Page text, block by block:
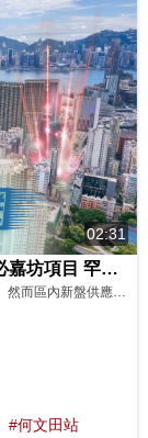
02:31
BAKER CIRCLE‧ GREENWICH 旗艦級必嘉坊項目 罕有市區核心 新盤 影片來源 : FINANCE 730
紅磡作為南九龍的交通樞紐，是不少人心儀的居住地點。然而區內新盤供應不多，一盤難求。旗艦級必嘉坊項目的最新一期，BAKER CIRCLE‧GREENWICH，就是進駐紅磡的絕佳機會！ BAKER CIRCLE‧GREENWICH提供278伙，間隔涵蓋開放式至3房，另設特色戶，實用面積由191至749平方呎，戶型多元化，切合不同買家需要。 完善的交通網絡和社區配套，配合區內的重建及擬建項目...
#何文田站